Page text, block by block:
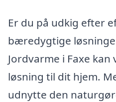
Er du på udkig efter
bæredygtige
Jordvarme i Faxe
løsning til dit hjem.
udnytte den